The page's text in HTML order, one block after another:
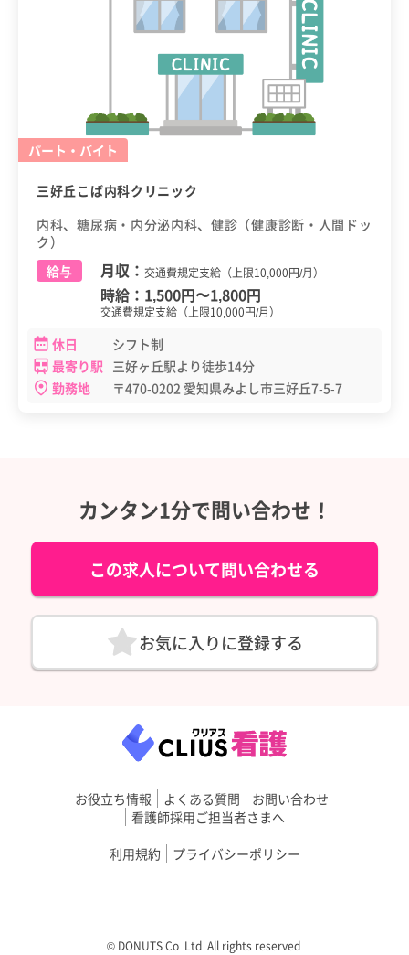
パート・バイト
三好丘こば内科クリニック
内科、糖尿病・内分泌内科、健診（健康診断・人間ドッ
ク）
給与
月収： 交通費規定支給（上限10,000円/月）
時給： 1,500円〜1,800円
交通費規定支給（上限10,000円/月）
休日
シフト制
最寄り駅 三好ヶ丘駅より徒歩14分
勤務地
〒470-0202 愛知県みよし市三好丘7-5-7
カンタン1分で問い合わせ！
この求人について問い合わせる
お気に入りに登録する
お役立ち情報 よくある質問
お問い合わせ
看護師採用ご担当者さまへ
利用規約
プライバシーポリシー
©︎ DONUTS Co. Ltd. All rights reserved.